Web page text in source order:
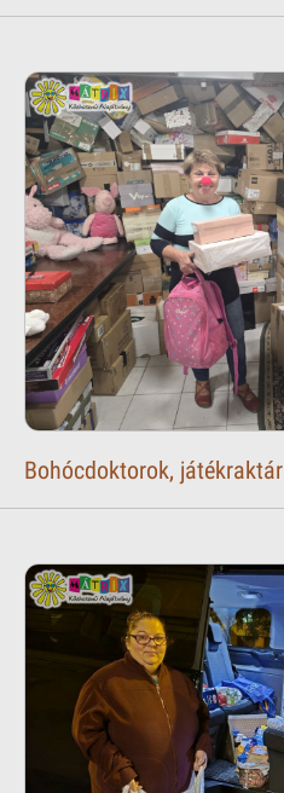
Bohócdoktorok, játékraktár